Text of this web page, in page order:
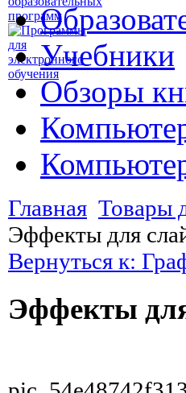
Учебники
Обзоры
Главная Товары
Эффекты для
Вернуться к:
Эффекты